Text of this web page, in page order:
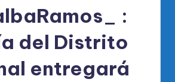
:
del Distrito
entregará